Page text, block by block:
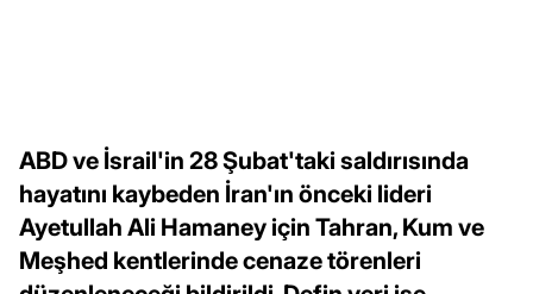
ABD ve İsrail'in 28 Şubat'taki saldırısında
hayatını kaybeden İran'ın önceki lideri
Ayetullah Ali Hamaney için Tahran, Kum ve
Meşhed kentlerinde cenaze törenleri